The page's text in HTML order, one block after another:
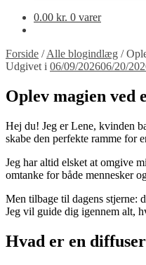
0.00 kr. 0 varer
Forside /Alle blogindlæg /
Udgivet i 06/09/202606/20/
Oplev magien ved
Hej du! Jeg er Lene, kvinden
skabe den perfekte ramme for
Jeg har altid elsket at omgive
omtanke for både mennesker
Men tilbage til dagens stjerne:
Jeg vil guide dig igennem alt,
Hvad er en